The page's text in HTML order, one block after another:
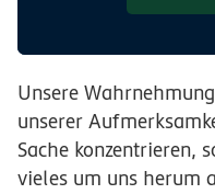
Unsere
unserer
Sache konzentrieren,
vieles um uns herum